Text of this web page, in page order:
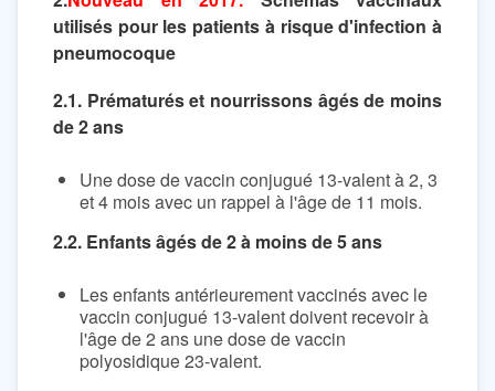
utilisés pour les patients à risque d'infection à
pneumocoque
2.1. Prématurés et nourrissons âgés de moins
de 2 ans
Une dose de vaccin conjugué 13-valent à 2, 3
et 4 mois avec un rappel à l'âge de 11 mois.
2.2. Enfants âgés de 2 à moins de 5 ans
Les enfants antérieurement vaccinés avec le
vaccin conjugué 13-valent doivent recevoir à
l'âge de 2 ans une dose de vaccin
polyosidique 23-valent.